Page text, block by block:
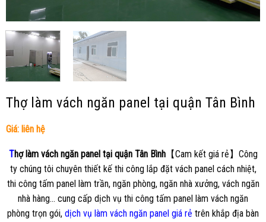
Thợ làm vách ngăn panel tại quận Tân Bình
Giá: liên hệ
Thợ làm vách ngăn panel tại quận Tân Bình【Cam kết giá rẻ】Công
ty chúng tôi chuyên thiết kế thi công lắp đặt vách panel cách nhiệt,
thi công tấm panel làm trần, ngăn phòng, ngăn nhà xưởng, vách ngăn
nhà hàng… cung cấp dịch vụ thi công tấm panel làm vách ngăn
phòng trọn gói, dịch vụ làm vách ngăn panel giá rẻ trên khắp địa bàn